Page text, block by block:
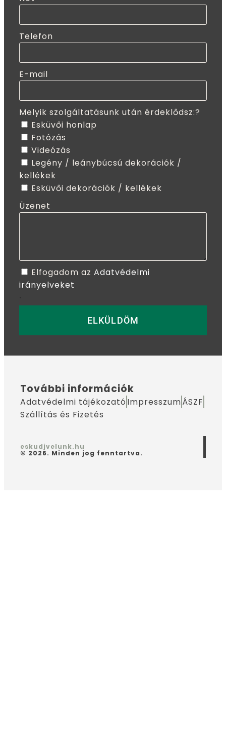
Telefon
E-mail
Melyik szolgáltatásunk után érdeklődsz:?
Esküvői honlap
Fotózás
Videózás
Legény / leánybúcsú dekorációk /
kellékek
Esküvői dekorációk / kellékek
Üzenet
Elfogadom az Adatvédelmi
irányelveket
ELKÜLDÖM
További információk
Adatvédelmi tájékozató ImpresszumÁSZF
Szállítás és Fizetés
eskudjvelunk.hu
© 2026. Minden jog fenntartva.